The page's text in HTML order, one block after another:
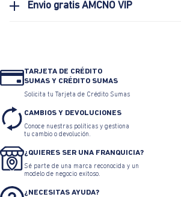
Envio gratis AMCNO VIP
TARJETA DE CRÉDITO
SUMAS Y CRÉDITO SUMAS
Solicita tu Tarjeta de Crédito Sumas
CAMBIOS Y DEVOLUCIONES
Conoce nuestras políticas y gestiona
tu cambio o devolución.
¿QUIERES SER UNA FRANQUICIA?
Sé parte de una marca reconocida y un
modelo de negocio exitoso.
¿NECESITAS AYUDA?